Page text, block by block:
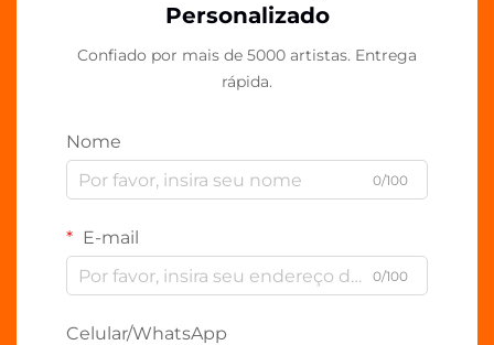
Personalizado
Confiado por mais de 5000 artistas. Entrega
rápida.
Nome
0/100
E-mail
0/100
Celular/WhatsApp